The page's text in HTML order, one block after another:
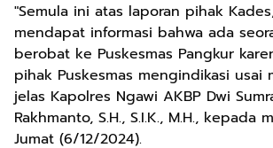
"Semula ini atas laporan pihak
mendapat informasi bahwa ada
berobat ke Puskesmas Pangkur
pihak Puskesmas mengindikasi usai
jelas Kapolres Ngawi AKBP Dwi
Rakhmanto, S.H., S.I.K., M.H., kepada
Jumat (6/12/2024).